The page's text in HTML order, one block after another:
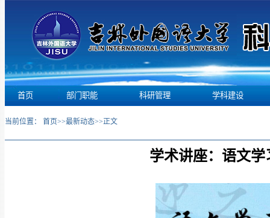
首页 部门职能 科研管理 学科建设
当前位置： 首页>>最新动态>>正文
学术讲座：语文